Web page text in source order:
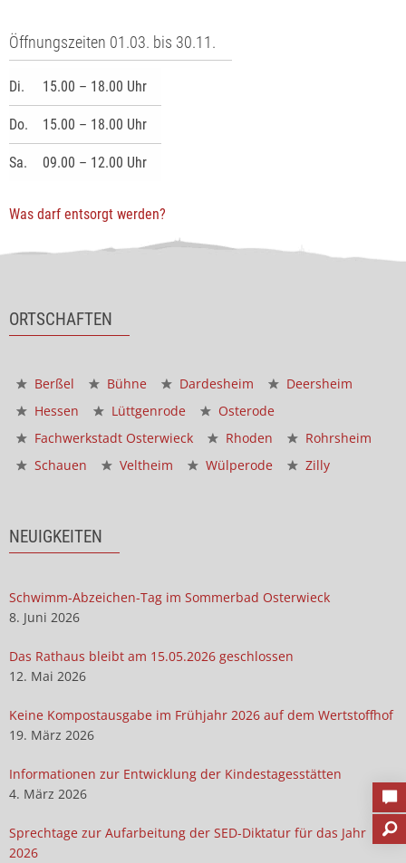
Öffnungszeiten 01.03. bis 30.11.
Di. 15.00 – 18.00 Uhr
Do. 15.00 – 18.00 Uhr
Sa. 09.00 – 12.00 Uhr
Was darf entsorgt werden?
ORTSCHAFTEN
Berßel Bühne Dardesheim
Deersheim
Hessen
Lüttgenrode
Osterode
Fachwerkstadt Osterwieck
Rhoden
Rohrsheim
Schauen
Veltheim Wülperode Zilly
NEUIGKEITEN
Schwimm-Abzeichen-Tag im Sommerbad Osterwieck
8. Juni 2026
Das Rathaus bleibt am 15.05.2026 geschlossen
12. Mai 2026
Keine Kompostausgabe im Frühjahr 2026 auf dem Wertstoffhof
19. März 2026
Informationen zur Entwicklung der Kindestagesstätten
4. März 2026
Sprechtage zur Aufarbeitung der SED-Diktatur für das Jahr
2026